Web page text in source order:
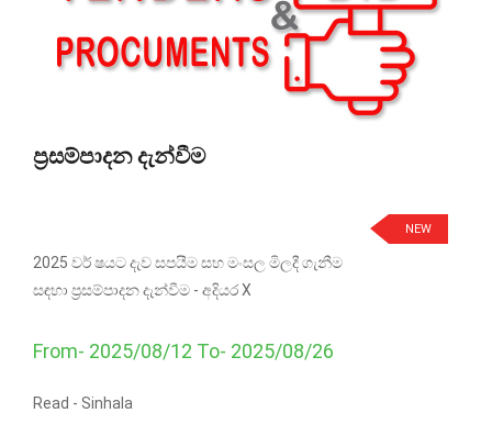
ප්‍රසම්පාදන දැන්වීම
NEW
2025 වර් ෂයට දැව සපයීම සහ මංසල මිලදී ගැනීම
සඳහා ප්‍රසම්පාදන දැන්වීම - අදියර X
From- 2025/08/12 To- 2025/08/26
Read - Sinhala